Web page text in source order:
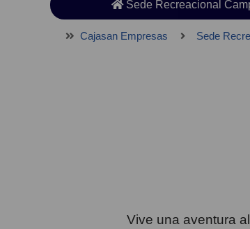
Sede Recreacional
Cajasan Empresas Sede
Vive una aventura